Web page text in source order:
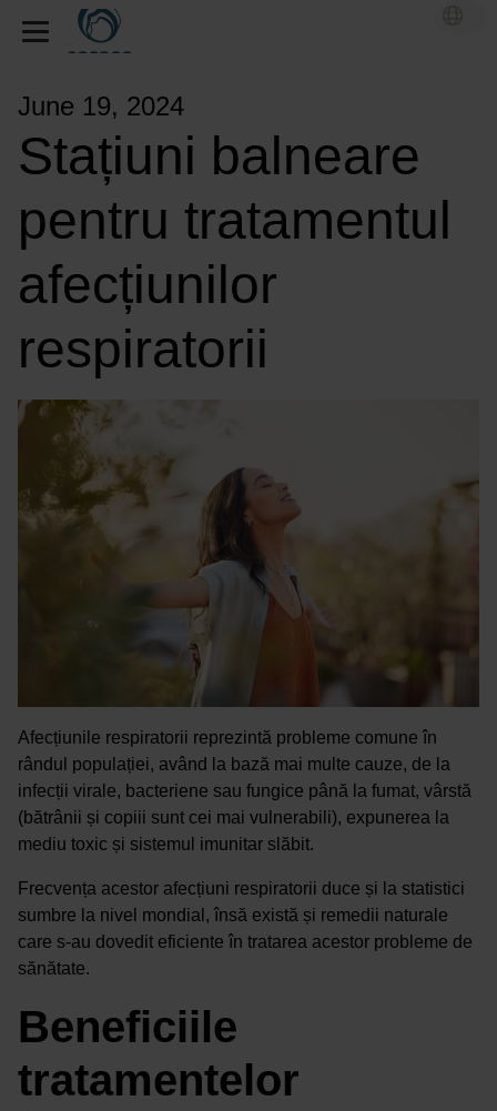
June 19, 2024
Stațiuni balneare
pentru tratamentul
afecțiunilor
respiratorii
Afecțiunile respiratorii reprezintă probleme comune în
rândul populației, având la bază mai multe cauze, de la
infecții virale, bacteriene sau fungice până la fumat, vârstă
(bătrânii și copiii sunt cei mai vulnerabili), expunerea la
mediu toxic și sistemul imunitar slăbit.
Frecvența acestor afecțiuni respiratorii duce și la statistici
sumbre la nivel mondial, însă există și remedii naturale
care s-au dovedit eficiente în tratarea acestor probleme de
sănătate.
Beneficiile
tratamentelor